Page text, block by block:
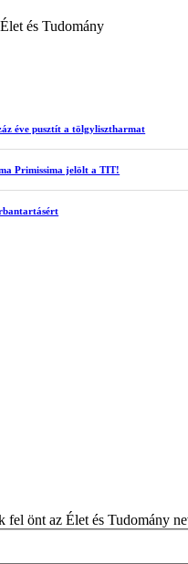
és Tudomány
éve pusztít a tölgylisztharmat
Primissima jelölt a TIT!
fel önt az Élet és Tudomány